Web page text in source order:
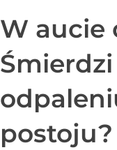
W aucie